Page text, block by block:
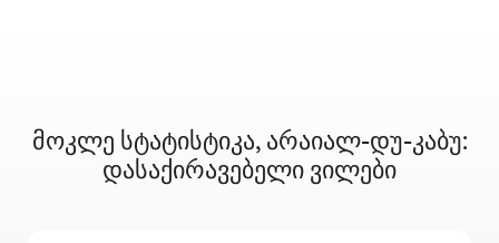
მოკლე სტატისტიკა, არაიალ-დუ-კაბუ:
დასაქირავებელი ვილები